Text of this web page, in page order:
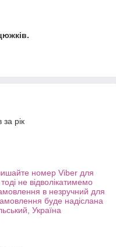
за рік
номер Viber для
не відволікатимемо
в незручний для
буде надіслана
Україна